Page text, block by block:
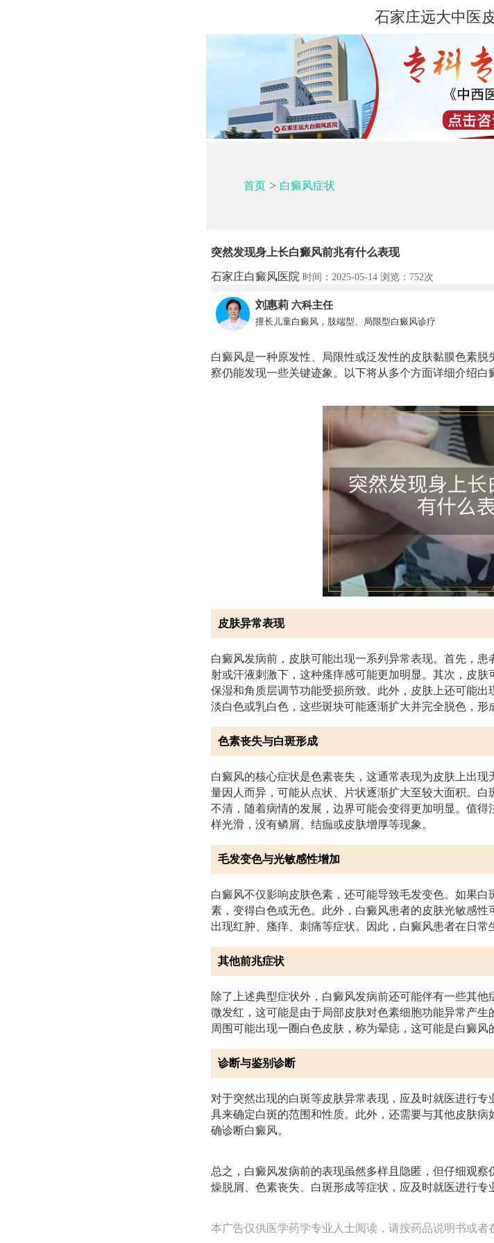
石家庄远大中医
首页> 白癜风症状
突然发现身上长白癜风前兆有什么表现
石家庄白癜风医院 时间：2025-05-14 浏览： 752次
刘惠莉 六科主任
擅长儿童白癜风，肢端型、局限型白癜风诊疗
白癜风是一种原发性、局限性或泛发性的皮肤黏膜色素
察仍能发现一些关键迹象。以下将从多个方面详细介绍白
皮肤异常表现
白癜风发病前，皮肤可能出现一系列异常表现。首先，
射或汗液刺激下，这种瘙痒感可能更加明显。其次，皮
保湿和角质层调节功能受损所致。此外，皮肤上还可能
淡白色或乳白色，这些斑块可能逐渐扩大并完全脱色，形
色素丧失与白斑形成
白癜风的核心症状是色素丧失，这通常表现为皮肤上出
量因人而异，可能从点状、片状逐渐扩大至较大面积。
不清，随着病情的发展，边界可能会变得更加明显。值
样光滑，没有鳞屑、结痂或皮肤增厚等现象。
毛发变色与光敏感性增加
白癜风不仅影响皮肤色素，还可能导致毛发变色。如果
素，变得白色或无色。此外，白癜风患者的皮肤光敏感
出现红肿、瘙痒、刺痛等症状。因此，白癜风患者在日常
其他前兆症状
除了上述典型症状外，白癜风发病前还可能伴有一些其
微发红，这可能是由于局部皮肤对色素细胞功能异常产
周围可能出现一圈白色皮肤，称为晕痣，这可能是白癜风
诊断与鉴别诊断
对于突然出现的白斑等皮肤异常表现，应及时就医进行
具来确定白斑的范围和性质。此外，还需要与其他皮肤
确诊断白癜风。
总之，白癜风发病前的表现虽然多样且隐匿，但仔细观
燥脱屑、色素丧失、白斑形成等症状，应及时就医进行专
本广告仅供医学药学专业人士阅读，请按药品说明书或者